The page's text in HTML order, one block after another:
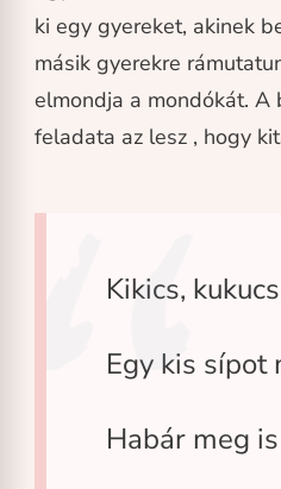
ki egy gyereket, akinek
másik gyerekre
elmondja a mondókát. A
feladata az lesz , hogy
Kikics,
Egy kis sípot
Habár meg